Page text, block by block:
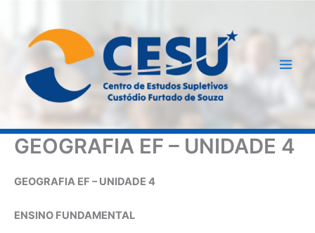
GEOGRAFIA EF – UNIDADE 4
GEOGRAFIA EF – UNIDADE 4
ENSINO FUNDAMENTAL